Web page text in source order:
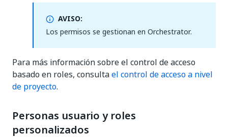
AVISO:
Los permisos se gestionan en Orchestrator.
Para más información sobre el control de acceso
basado en roles, consultael control de acceso a nivel
de proyecto.
Personas usuario y roles
personalizados